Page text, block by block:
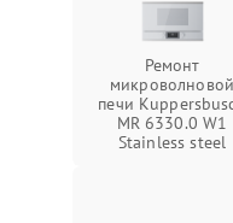
Ремонт
микроволновой
печи
MR 6330.0 W1
Stainless steel